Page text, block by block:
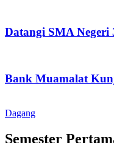
Datangi SMA
Bank Muamalat
Dagang
Semester